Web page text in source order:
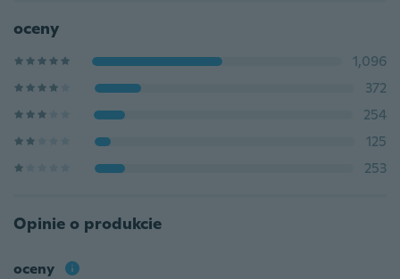
oceny
1,096
372
254
125
253
Opinie o produkcie
oceny